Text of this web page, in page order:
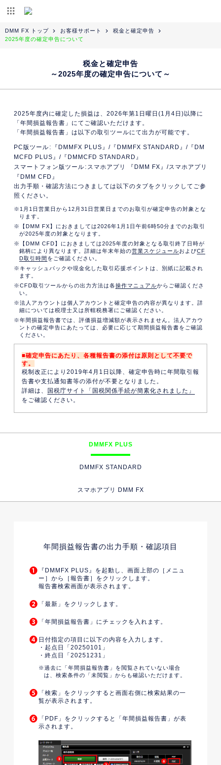
DMM FX トップ お客様サポート
税金と確定申告
2025年度の確定申告について
税金と確定申告
～2025年度の確定申告について～
2025年度内に確定した損益は、2026年第1日曜日(1月4日)以降に
「年間損益報告書」にてご確認いただけます。
「年間損益報告書」は以下の取引ツールにて出力が可能です。
PC版ツール
『DMMFX PLUS』/『DMMFX STANDARD』/『DM
MCFD PLUS』/『DMMCFD STANDARD』
スマートフォン版ツール スマホアプリ 『DMM FX』/スマホアプリ
『DMM CFD』
出力手順・確認方法につきましては以下のタブをクリックしてご参
照ください。
1月1日営業日から12月31日営業日までのお取引が確定申告の対象とな
ります。
【DMM FX】におきましては2026年1月1日午前6時50分までのお取引
が2025年度の対象となります。
【DMM CFD】におきましては2025年度の対象となる取引終了日時が
銘柄により異なります。詳細は年末年始の営業スケジュールおよびCF
D取引時間 をご確認ください。
キャッシュバックや現金化した取引応援ポイントは、別紙に記載され
ます。
CFD取引ツールからの出力方法は各操作マニュアルからご確認くださ
い。
法人アカウントは個人アカウントと確定申告の内容が異なります。詳
細については税理士又は所轄税務署にご確認ください。
年間損益報告書では、評価損益増減額が表示されません。法人アカウ
ントの確定申告にあたっては、必要に応じて期間損益報告書をご確認
ください。
■確定申告にあたり、各種報告書の添付は原則として不要で
す。
税制改正により2019年4月1日以降、確定申告時に年間取引報
告書や支払通知書等の添付が不要となりました。
詳細は、
国税庁サイト「国税関係手続が簡素化されました」
をご確認ください。
DMMFX PLUS
DMMFX STANDARD
スマホアプリ DMM FX
年間損益報告書の出力手順・確認項目
『DMMFX PLUS』を起動し、画面上部の［メニュ
ー］から［報告書］をクリックします。
報告書検索画面が表示されます。
「最新」をクリックします。
「年間損益報告書」にチェックを入れます。
日付指定の項目に以下の内容を入力します。
起点日「20250101」
終点日「20251231」
過去に「年間損益報告書」を閲覧されていない場合
は、検索条件の「未閲覧」からも確認いただけます。
「検索」をクリックすると画面右側に検索結果の一
覧が表示されます。
「PDF」をクリックすると「年間損益報告書」が表
示されます。